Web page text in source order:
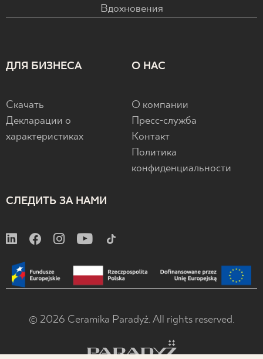
Вдохновения
ДЛЯ БИЗНЕСА
Скачать
Декларации о
характеристиках
О НАС
О компании
Пресс-служба
Контакт
Политика
конфиденциальности
СЛЕДИТЬ ЗА НАМИ
© 2026 Ceramika Paradyż. All rights reserved.